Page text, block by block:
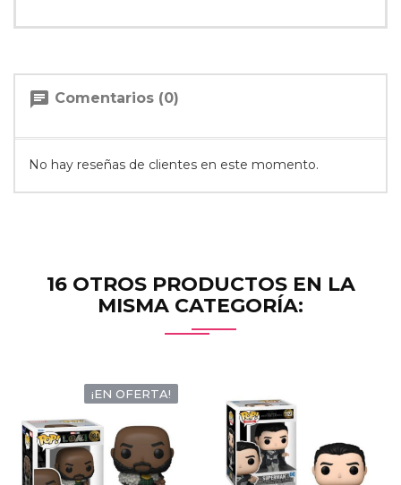
chat Comentarios (0)
No hay reseñas de clientes en este momento.
16 OTROS PRODUCTOS EN LA
MISMA CATEGORÍA:
¡EN OFERTA!